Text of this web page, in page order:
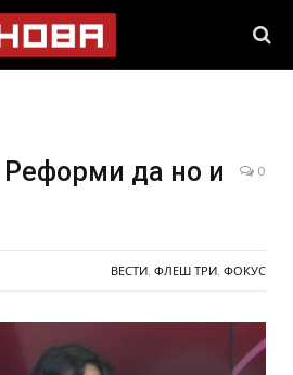
Реформи да но и
0
ВЕСТИ ФЛЕШ ТРИ ФОКУС